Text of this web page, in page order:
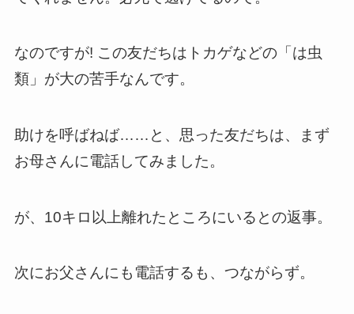
なのですが! この友だちはトカゲなどの「は虫
類」が大の苦手なんです。
助けを呼ばねば……と、思った友だちは、まず
お母さんに電話してみました。
が、10キロ以上離れたところにいるとの返事。
次にお父さんにも電話するも、つながらず。